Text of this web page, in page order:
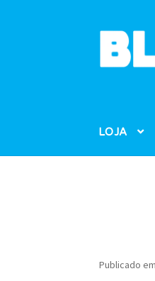
Pular
para
Pular
para
LOJA
Publicado